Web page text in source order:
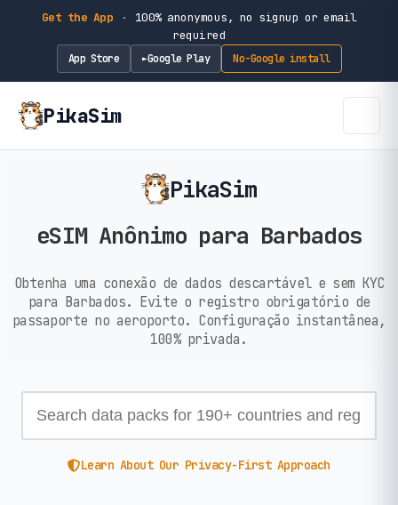
Get the App ·
100% anonymous, no signup or email
required
App Store ►Google Play No-Google install
PikaSim
PikaSim
eSIM Anônimo para Barbados
Obtenha uma conexão de dados descartável e sem KYC
para Barbados. Evite o registro obrigatório de
passaporte no aeroporto. Configuração instantânea,
100% privada.
Learn About Our Privacy-First Approach